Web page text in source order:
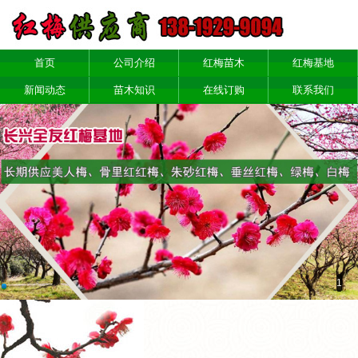
首页 公司介绍 红梅苗木 红梅基地
新闻动态 苗木知识 在线订购 联系我们
1